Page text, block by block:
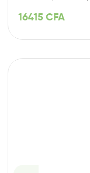
16415 CFA